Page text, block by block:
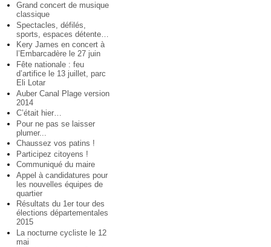
Grand concert de musique
classique
Spectacles, défilés,
sports, espaces détente…
Kery James en concert à
l’Embarcadère le 27 juin
Fête nationale : feu
d’artifice le 13 juillet, parc
Eli Lotar
Auber Canal Plage version
2014
C’était hier…
Pour ne pas se laisser
plumer...
Chaussez vos patins !
Participez citoyens !
Communiqué du maire
Appel à candidatures pour
les nouvelles équipes de
quartier
Résultats du 1er tour des
élections départementales
2015
La nocturne cycliste le 12
mai